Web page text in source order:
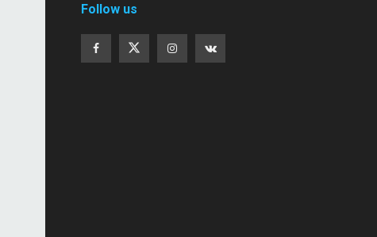
Follow us